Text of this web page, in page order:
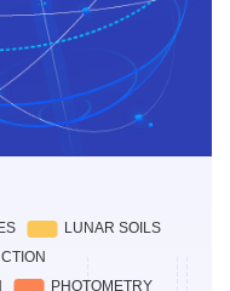
举, 朱凯, 陆天启, 吴聪哲,
宋杨 and 欧阳自远.Digital
at a 1: 2,500,000 scale.
乐, 张江, 曹海军, 刘建忠,
Nature Astronomy,